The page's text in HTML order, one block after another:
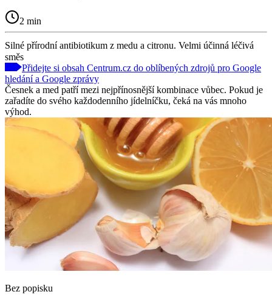
2 min
Silné přírodní antibiotikum z medu a citronu. Velmi účinná léčivá
směs
Přidejte si obsah Centrum.cz do oblíbených zdrojů pro Google
hledání a Google zprávy
Česnek a med patří mezi nejpřínosnější kombinace vůbec. Pokud je
zařadíte do svého každodenního jídelníčku, čeká na vás mnoho
výhod.
Bez popisku